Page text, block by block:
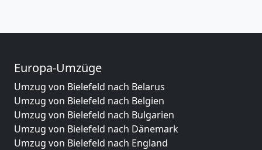
Europa-Umzüge
Umzug von Bielefeld nach Belarus
Umzug von Bielefeld nach Belgien
Umzug von Bielefeld nach Bulgarien
Umzug von Bielefeld nach Dänemark
Umzug von Bielefeld nach England